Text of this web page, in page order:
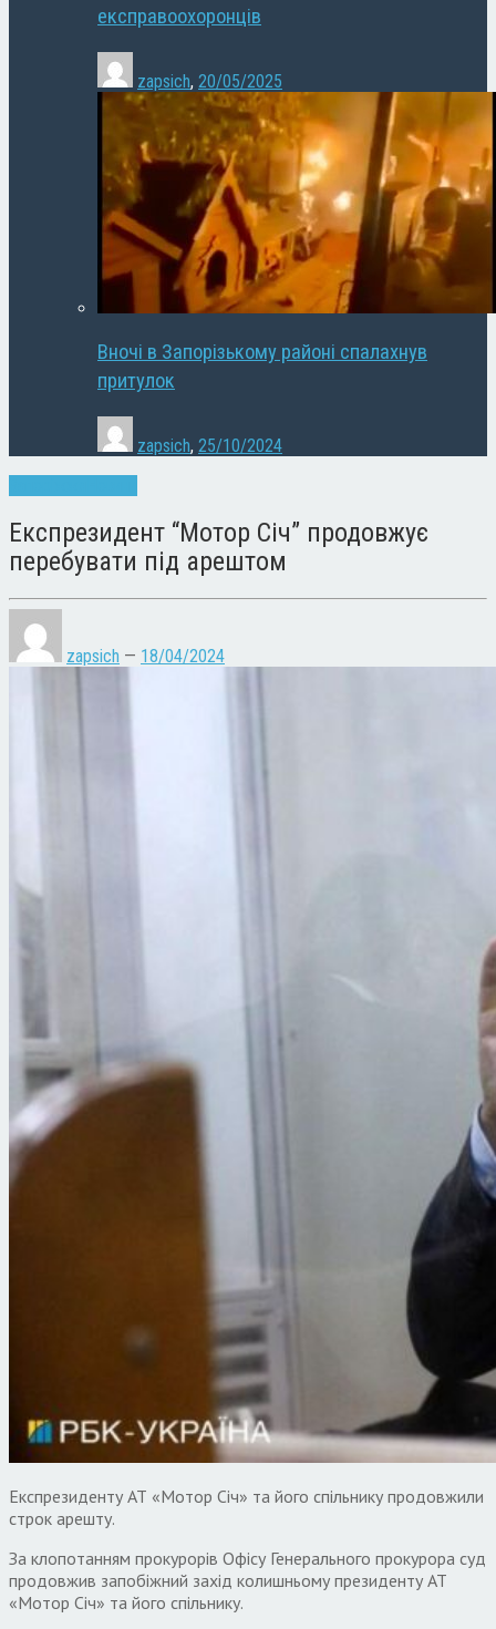
експравоохоронців
zapsich, 20/05/2025
Вночі в Запорізькому районі спалахнув
притулок
zapsich, 25/10/2024
Експрезидент “Мотор Січ” продовжує
перебувати під арештом
zapsich — 18/04/2024
Експрезиденту АТ «Мотор Січ» та його спільнику продовжили
строк арешту.
За клопотанням прокурорів Офісу Генерального прокурора суд
продовжив запобіжний захід колишньому президенту АТ
«Мотор Січ» та його спільнику.